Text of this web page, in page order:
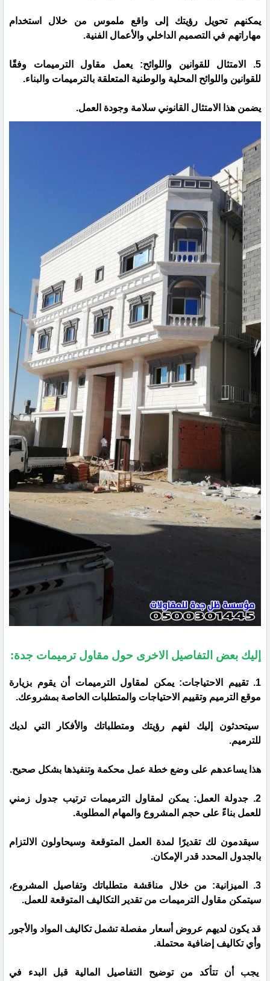
يمكنهم تحويل رؤيتك إلى واقع ملموس من خلال استخدام
مهاراتهم في التصميم الداخلي والأعمال الفنية.
5. الامتثال للقوانين واللوائح: يعمل مقاول الترميمات وفقًا
للقوانين واللوائح المحلية والوطنية المتعلقة بالترميمات والبناء.
يضمن هذا الامتثال القانوني سلامة وجودة العمل.
إليك بعض التفاصيل الاخرى حول مقاول ترميمات جدة:
1. تقييم الاحتياجات: يمكن لمقاول الترميمات أن يقوم بزيارة
موقع الترميم وتقييم الاحتياجات والمتطلبات الخاصة بمشروعك.
سيتحدثون إليك لفهم رؤيتك ومتطلباتك والأفكار التي لديك
للترميم.
هذا يساعدهم على وضع خطة عمل محكمة وتنفيذها بشكل صحيح.
2. جدولة العمل: يمكن لمقاول الترميمات ترتيب جدول زمني
للعمل بناءً على حجم المشروع والمهام المطلوبة.
سيقدمون لك تقديرًا لمدة العمل المتوقعة وسيحاولون الالتزام
بالجدول المحدد قدر الإمكان.
3. الميزانية: من خلال مناقشة متطلباتك وتفاصيل المشروع،
سيتمكن مقاول الترميمات من تقدير التكاليف المتوقعة للعمل.
قد يكون لديهم عروض أسعار مفصلة تشمل تكاليف المواد والأجور
وأي تكاليف إضافية محتملة.
يجب أن تتأكد من توضيح التفاصيل المالية قبل البدء في